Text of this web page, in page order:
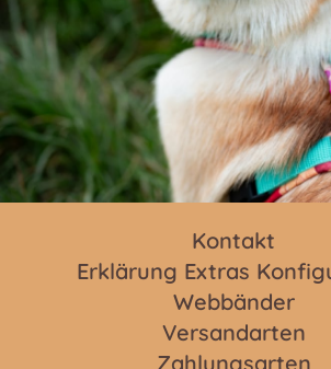
der
Kontakt
Erklärung Extras
Webbänder
Versandarten
Zahlungsarten